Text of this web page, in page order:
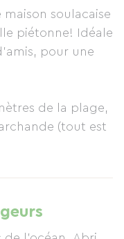
maison soulacaise
piétonne! Idéale
pour une
de la plage,
(tout est
une grande
terrasse